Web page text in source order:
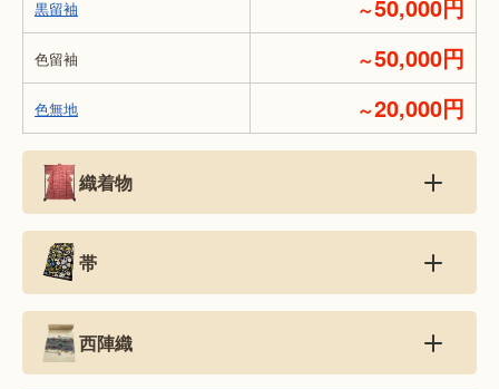
黒留袖 ～50,000円
色留袖 ～50,000円
色無地 ～20,000円
織着物
帯
西陣織